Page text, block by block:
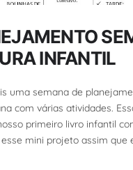
INFANTIL
uma semana de
com várias atividades.
primeiro livro infantil
mini projeto assim que